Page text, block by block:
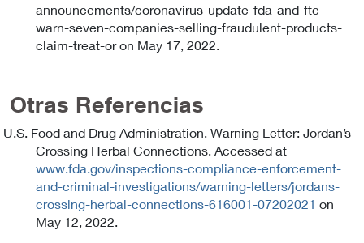
announcements/coronavirus-update-fda-and-ftc-
warn-seven-companies-selling-fraudulent-products-
claim-treat-or on May 17, 2022.
Otras Referencias
U.S. Food and Drug Administration. Warning Letter: Jordan’s
Crossing Herbal Connections. Accessed at
www.fda.gov/inspections-compliance-enforcement-
and-criminal-investigations/warning-letters/jordans-
crossing-herbal-connections-616001-07202021 on
May 12, 2022.